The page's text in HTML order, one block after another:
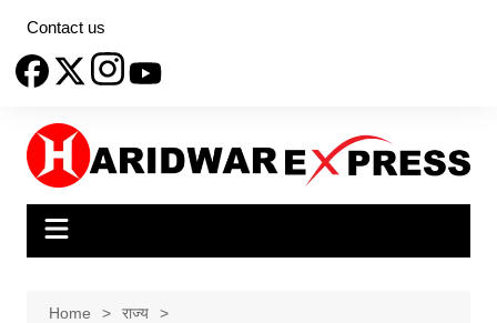
content
Contact us
Home
राज्य